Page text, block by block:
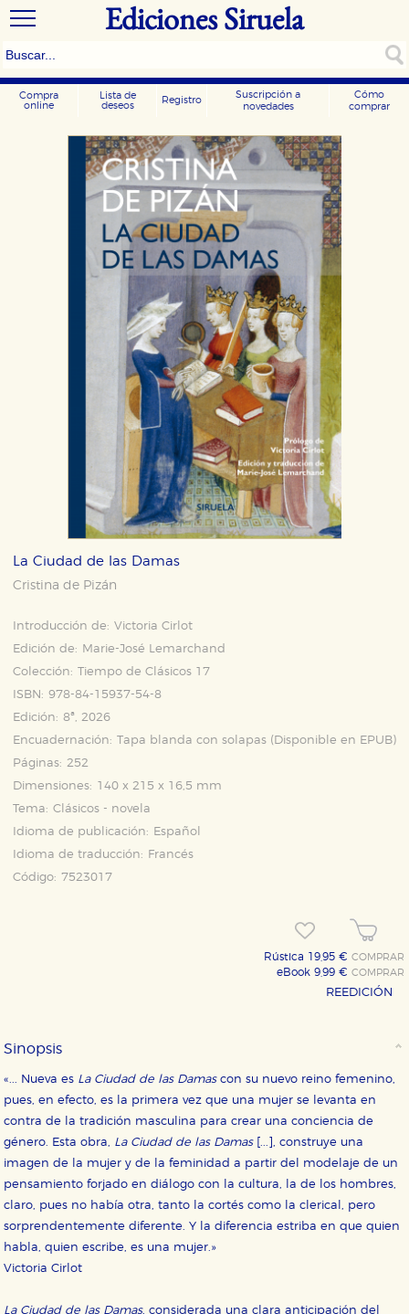
Ediciones Siruela
Compra
online
Lista de
deseos
Registro
Suscripción a
novedades
Cómo
comprar
La Ciudad de las Damas
Cristina de Pizán
Introducción de: Victoria Cirlot
Edición de:
Marie-José Lemarchand
Colección: Tiempo de Clásicos 17
ISBN: 978-84-15937-54-8
Edición: 8ª, 2026
Encuadernación: Tapa blanda con solapas (Disponible en EPUB)
Páginas: 252
Dimensiones: 140 x 215 x 16,5 mm
Tema: Clásicos - novela
Idioma de publicación:
Español
Idioma de traducción:
Francés
Código: 7523017
Rústica 19,95 €COMPRAR
eBook 9,99 €COMPRAR
REEDICIÓN
Sinopsis
«... Nueva es La Ciudad de las Damascon su nuevo reino femenino,
pues, en efecto, es la primera vez que una mujer se levanta en
contra de la tradición masculina para crear una conciencia de
género. Esta obra, La Ciudad de las Damas[...], construye una
imagen de la mujer y de la feminidad a partir del modelaje de un
pensamiento forjado en diálogo con la cultura, la de los hombres,
claro, pues no había otra, tanto la cortés como la clerical, pero
sorprendentemente diferente. Y la diferencia estriba en que quien
habla, quien escribe, es una mujer.»
Victoria Cirlot
La Ciudad de las Damas, considerada una clara anticipación del
Cookies necesarias
Estas cookies son necesarias para que nuestro sitio
web funcione y no es posible deshabilitarlas desde
nuestro sistema. Es posible hacerlo desde el
navegador, pero en ese caso es posible que algunas
áreas de nuestra web dejen de funcionar
correctamente.
Cookies de rendimiento y analíticas
Estas cookies se utilizan para mejorar su experiencia